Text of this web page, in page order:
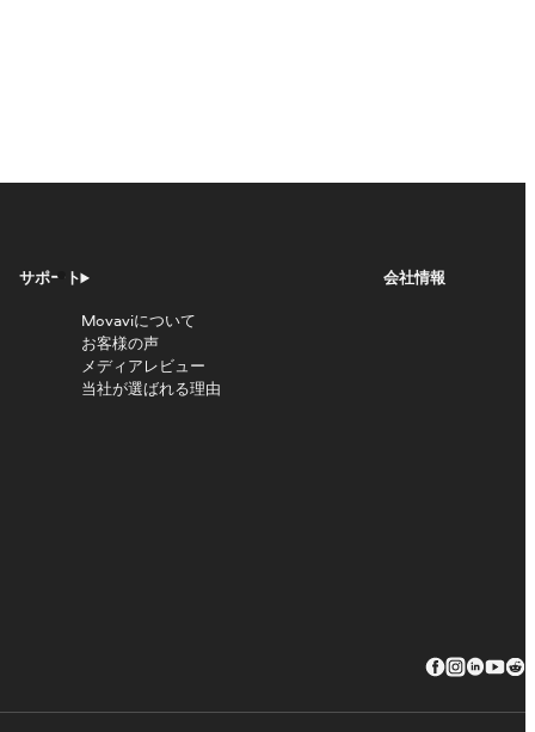
サポート
会社情報
Movaviについて
お客様の声
メディアレビュー
当社が選ばれる理由